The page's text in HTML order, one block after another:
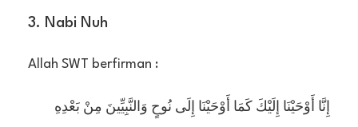
3. Nabi Nuh
Allah SWT berfirman :
إِنَّا أَوْحَيْنَا إِلَيْكَ كَمَا أَوْحَيْنَا إِلَى نُوحٍ وَالنَّبِيِّينَ مِنْ بَعْدِهِ